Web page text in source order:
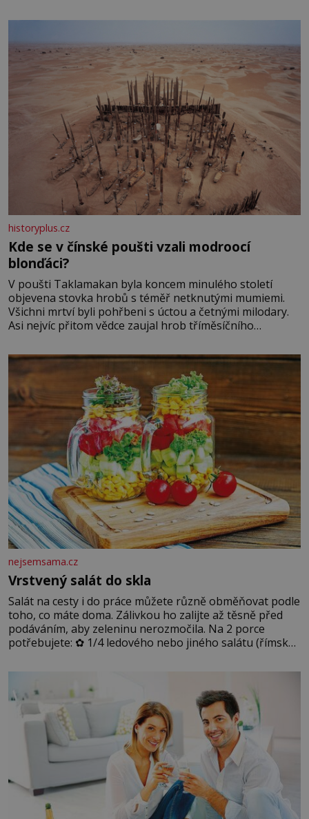
historyplus.cz
Kde se v čínské poušti vzali modroocí
blonďáci?
V poušti Taklamakan byla koncem minulého století
objevena stovka hrobů s téměř netknutými mumiemi.
Všichni mrtví byli pohřbeni s úctou a četnými milodary.
Asi nejvíc přitom vědce zaujal hrob tříměsíčního
blonďaté vlásky. Fakt, že jsou těla dávných lidí nesmírně
dobře zachovalá, přičítají odborníci zdejším klimatickým
podmínkám. Sucho, prosolené písky a extrémně
nejsemsama.cz
Vrstvený salát do skla
Salát na cesty i do práce můžete různě obměňovat podle
toho, co máte doma. Zálivkou ho zalijte až těsně před
podáváním, aby zeleninu nerozmočila. Na 2 porce
potřebujete: ✿ 1/4 ledového nebo jiného salátu (římský
okurky ✿ 2 rajčata Zálivka: ✿ 4 lžíce olivového oleje ✿ 1
lžíci citronové šťávy ✿ ½ stroužku